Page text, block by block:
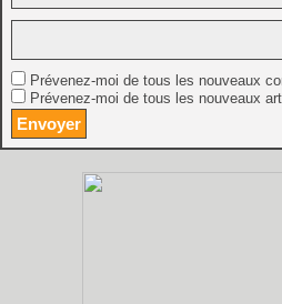
Prévenez-moi de tous les nouveaux
Prévenez-moi de tous les nouveaux